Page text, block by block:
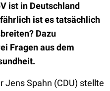
ist in Deutschland
ist es tatsächlich
Dazu
Fragen aus dem
Jens Spahn (CDU) stellte